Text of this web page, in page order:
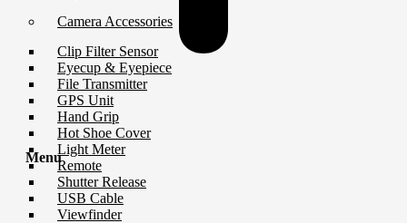
Camera Accessories
Clip Filter Sensor
Eyecup & Eyepiece
File Transmitter
GPS Unit
Hand Grip
Hot Shoe Cover
Light Meter
Remote
Shutter Release
USB Cable
Viewfinder
Menu